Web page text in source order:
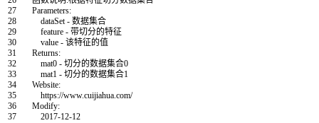
27
28
29
30
31
32
33
34
35
36
37
Parameters:
dataSet - 数据集合
feature - 带切分的特征
value - 该特征的值
Returns:
mat0 - 切分的数据集合0
mat1 - 切分的数据集合1
Website:
https://www.cuijiahua.com/
Modify:
2017-12-12